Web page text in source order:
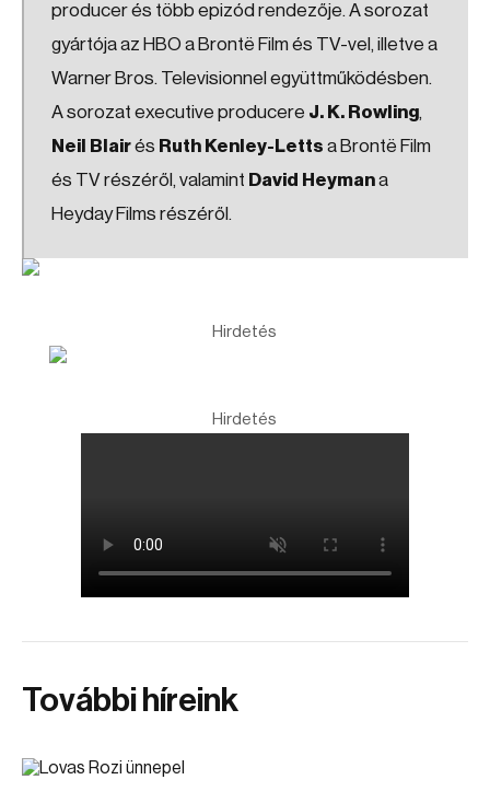
producer és több epizód rendezője. A sorozat
gyártója az HBO a Brontë Film és TV-vel, illetve a
Warner Bros. Televisionnel együttműködésben.
A sorozat executive producere J. K. Rowling,
Neil Blairés Ruth Kenley-Letts a Brontë Film
és TV részéről, valamint David Heymana
Heyday Films részéről.
Hirdetés
Hirdetés
További híreink